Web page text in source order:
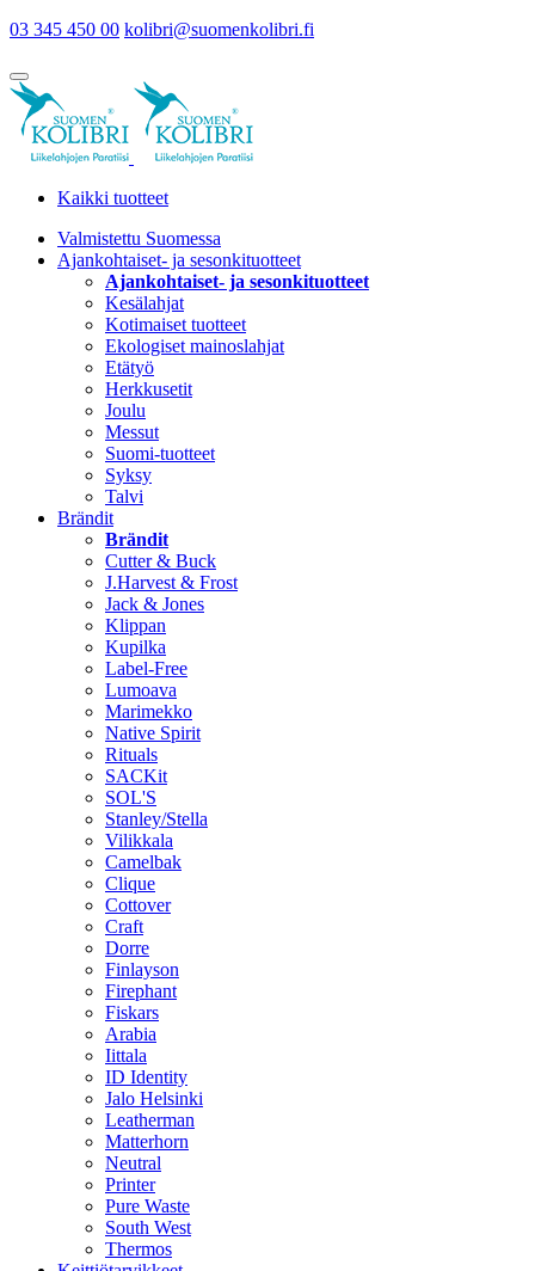
03 345 450 00 kolibri@suomenkolibri.fi
Kaikki tuotteet
Valmistettu Suomessa
Ajankohtaiset- ja sesonkituotteet
Ajankohtaiset- ja sesonkituotteet
Kesälahjat
Kotimaiset tuotteet
Ekologiset mainoslahjat
Etätyö
Herkkusetit
Joulu
Messut
Suomi-tuotteet
Syksy
Talvi
Brändit
Brändit
Cutter & Buck
J.Harvest & Frost
Jack & Jones
Klippan
Kupilka
Label-Free
Lumoava
Marimekko
Native Spirit
Rituals
SACKit
SOL'S
Stanley/Stella
Vilikkala
Camelbak
Clique
Cottover
Craft
Dorre
Finlayson
Firephant
Fiskars
Arabia
Iittala
ID Identity
Jalo Helsinki
Leatherman
Matterhorn
Neutral
Printer
Pure Waste
South West
Thermos